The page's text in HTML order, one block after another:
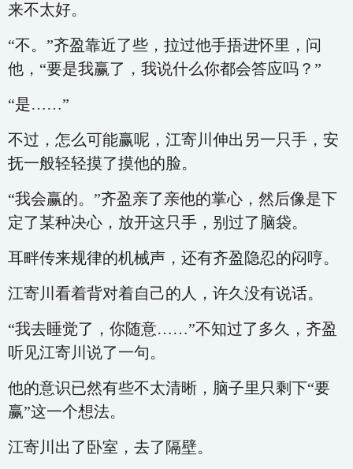
来不太好。
“不。”齐盈靠近了些，拉过他手捂进怀里，问
他，“要是我赢了，我说什么你都会答应吗？”
“是……”
不过，怎么可能赢呢，江寄川伸出另一只手，安
抚一般轻轻摸了摸他的脸。
“我会赢的。”齐盈亲了亲他的掌心，然后像是下
定了某种决心，放开这只手，别过了脑袋。
耳畔传来规律的机械声，还有齐盈隐忍的闷哼。
江寄川看着背对着自己的人，许久没有说话。
“我去睡觉了，你随意……”不知过了多久，齐盈
听见江寄川说了一句。
他的意识已然有些不太清晰，脑子里只剩下“要
赢”这一个想法。
江寄川出了卧室，去了隔壁。